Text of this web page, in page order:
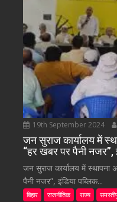
19th September 2024
जन सुराज कार्यालय में
“हर खबर पर पैनी नजर”,
जन सुराज कार्यालय में
पैनी नजर”, इंडिया पब्लिक...
बिहार राजनीतिक राज्य